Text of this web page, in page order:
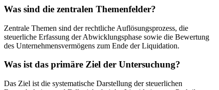
Was sind die zentralen Themenfelder?
Zentrale Themen sind der rechtliche Auflösungsprozess, die
steuerliche Erfassung der Abwicklungsphase sowie die Bewertung
des Unternehmensvermögens zum Ende der Liquidation.
Was ist das primäre Ziel der Untersuchung?
Das Ziel ist die systematische Darstellung der steuerlichen